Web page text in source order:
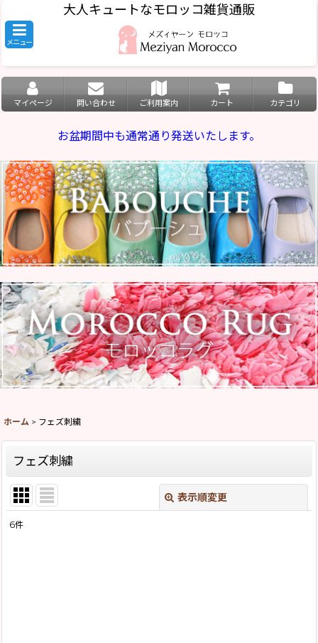
大人キュートなモロッコ雑貨通販
メニュー
マイページ 問い合わせ ご利用案内 カート カテゴリ
お盆期間中も通常通り発送いたします。
ホーム > フェズ刺繍
フェズ刺繍
表示順変更
6件